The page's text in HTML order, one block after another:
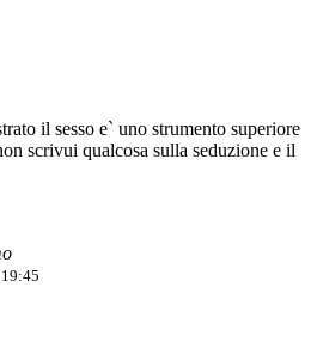
il sesso e` uno strumento superiore
scrivui qualcosa sulla seduzione e il